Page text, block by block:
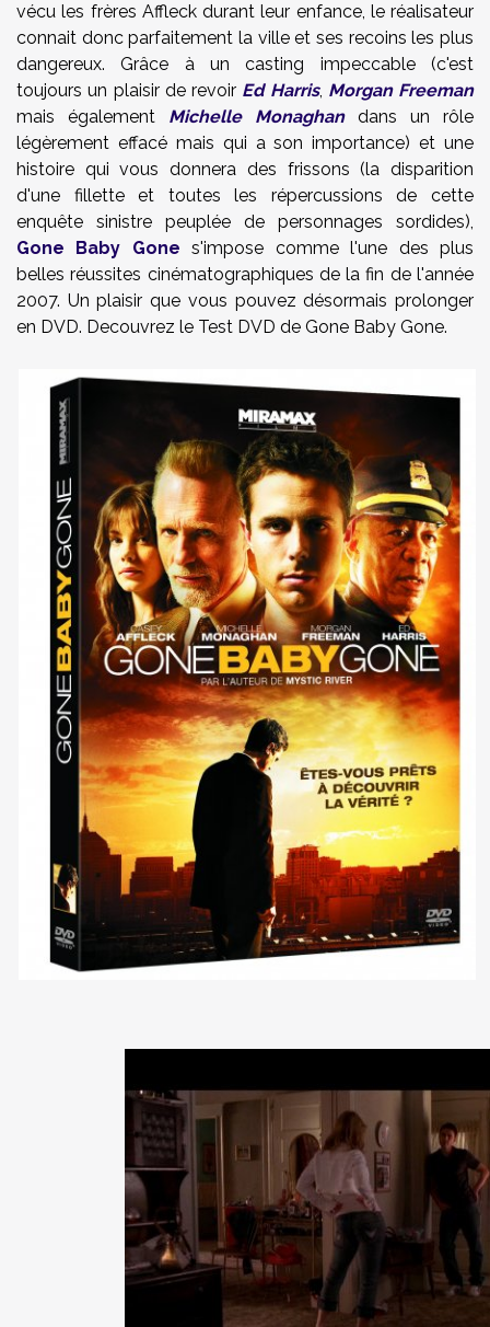
vécu les frères Affleck durant leur enfance, le réalisateur
connait donc parfaitement la ville et ses recoins les plus
dangereux. Grâce à un casting impeccable (c'est
toujours un plaisir de revoir Ed Harris, Morgan Freeman
mais également Michelle Monaghandans un rôle
légèrement effacé mais qui a son importance) et une
histoire qui vous donnera des frissons (la disparition
d'une fillette et toutes les répercussions de cette
enquête sinistre peuplée de personnages sordides),
Gone Baby Gone s'impose comme l'une des plus
belles réussites cinématographiques de la fin de l'année
2007. Un plaisir que vous pouvez désormais prolonger
en DVD. Decouvrez le Test DVD de Gone Baby Gone.